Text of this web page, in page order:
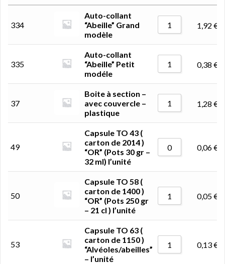
334
Auto-collant
“Abeille” Grand
modèle
1,92 €
335
Auto-collant
“Abeille” Petit
modéle
0,38 €
37
Boite à section –
avec couvercle –
plastique
1,28 €
49
Capsule TO 43 (
carton de 2014 )
“OR” (Pots 30 gr –
32 ml) l’unité
0,06€
50
Capsule TO 58 (
carton de 1400 )
“OR” (Pots 250 gr
– 21 cl ) l’unité
0,05€
53
Capsule TO 63 (
carton de 1150 )
“Alvéoles/abeilles”
– l’unité
0,13€